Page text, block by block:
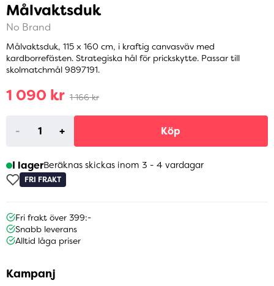
Målvaktsduk
No Brand
Målvaktsduk, 115 x 160 cm, i kraftig canvasväv med
kardborrefästen. Strategiska hål för prickskytte. Passar till
skolmatchmål 9897191.
1 090 kr 1 166 kr
- + Köp
I lagerBeräknas skickas inom 3 - 4 vardagar
FRI FRAKT
Fri frakt över 399:-
Snabb leverans
Alltid låga priser
Kampanj